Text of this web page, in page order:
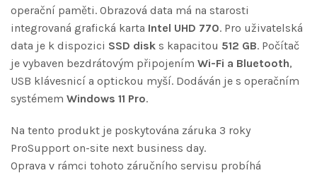
operační paměti. Obrazová data má na starosti
integrovaná grafická karta Intel UHD 770. Pro uživatelská
data je k dispozici SSD disk s kapacitou 512 GB. Počítač
je vybaven bezdrátovým připojením Wi-Fi a Bluetooth,
USB klávesnicí a optickou myší. Dodáván je s operačním
systémem Windows 11 Pro.
Na tento produkt je poskytována záruka 3 roky
ProSupport on-site next business day.
Oprava v rámci tohoto záručního servisu probíhá